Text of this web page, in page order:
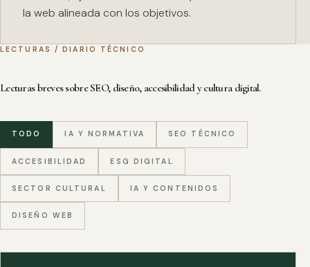
la web alineada con los objetivos.
LECTURAS / DIARIO TÉCNICO
Lecturas breves sobre SEO, diseño, accesibilidad y cultura digital.
TODO IA Y NORMATIVA SEO TÉCNICO
ACCESIBILIDAD ESG DIGITAL
SECTOR CULTURAL IA Y CONTENIDOS
DISEÑO WEB